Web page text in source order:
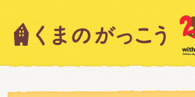
キャラクター紹介